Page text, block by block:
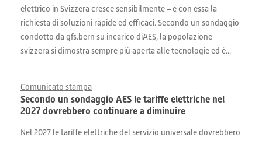
elettrico in Svizzera cresce sensibilmente – e con essa la
richiesta di soluzioni rapide ed efficaci. Secondo un sondaggio
condotto da gfs.bern su incarico diAES, la popolazione
svizzera si dimostra sempre più aperta alle tecnologie ed è...
Comunicato stampa
Secondo un sondaggio AES le tariffe elettriche nel
2027 dovrebbero continuare a diminuire
Nel 2027 le tariffe elettriche del servizio universale dovrebbero